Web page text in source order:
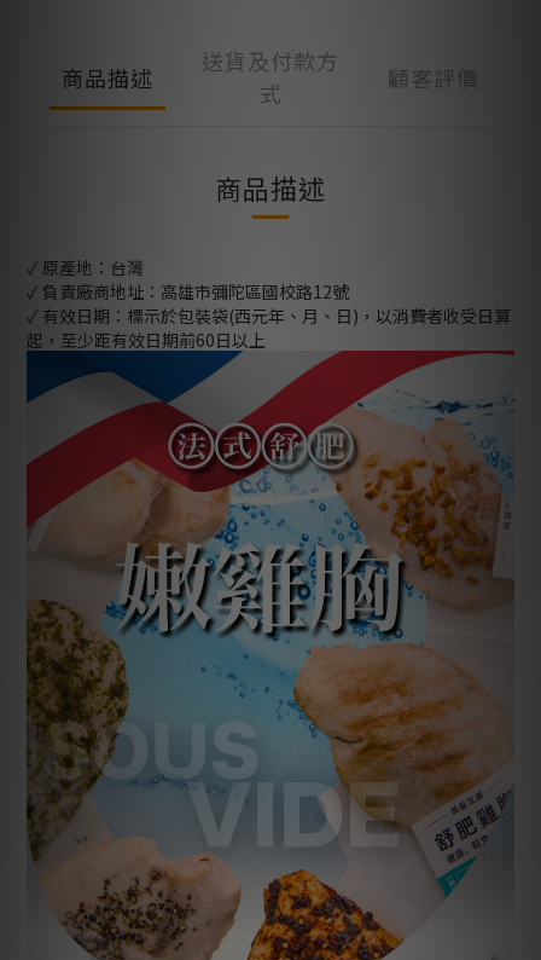
商品描述
送貨及付款方
式
顧客評價
商品描述
✓ 原產地：台灣
✓ 負責廠商地址：高雄市彌陀區國校路12號
✓ 有效日期：標示於包裝袋(西元年、月、日)，以消費者收受日算
起，至少距有效日期前60日以上